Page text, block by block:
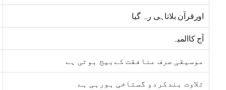
اورقرآن بلاتاہی رہ گیا
آج کاالمیہ
موسیقی صرف منافقت کےبیج بوتی ہے
تلاوت بندکردو گستاخی ہورہی ہے